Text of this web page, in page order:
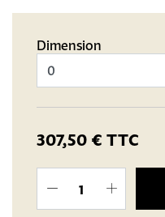
Dimension
307,50 € TTC